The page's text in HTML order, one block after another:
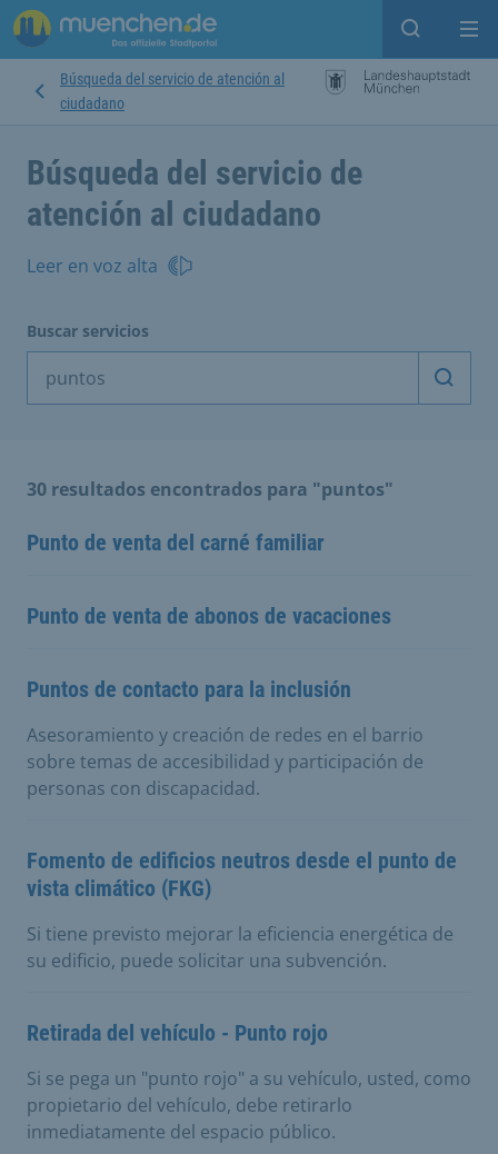
Open
Búsqueda del servicio de atención al
ciudadano
Búsqueda del servicio de
atención al ciudadano
Leer en voz alta
Buscar servicios
30 resultados encontrados para "puntos"
Punto de venta del carné familiar
Punto de venta de abonos de vacaciones
Puntos de contacto para la inclusión
Asesoramiento y creación de redes en el barrio
sobre temas de accesibilidad y participación de
personas con discapacidad.
Fomento de edificios neutros desde el punto de
vista climático (FKG)
Si tiene previsto mejorar la eficiencia energética de
su edificio, puede solicitar una subvención.
Retirada del vehículo - Punto rojo
Si se pega un "punto rojo" a su vehículo, usted, como
propietario del vehículo, debe retirarlo
inmediatamente del espacio público.